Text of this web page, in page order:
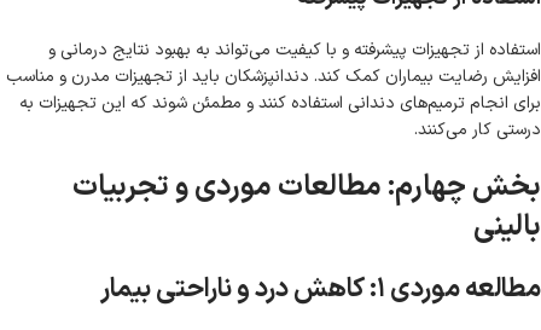
استفاده از تجهیزات پیشرفته و با کیفیت می‌تواند به بهبود نتایج درمانی و
افزایش رضایت بیماران کمک کند. دندانپزشکان باید از تجهیزات مدرن و مناسب
برای انجام ترمیم‌های دندانی استفاده کنند و مطمئن شوند که این تجهیزات به
درستی کار می‌کنند.
بخش چهارم: مطالعات موردی و تجربیات
بالینی
مطالعه موردی ۱: کاهش درد و ناراحتی بیمار